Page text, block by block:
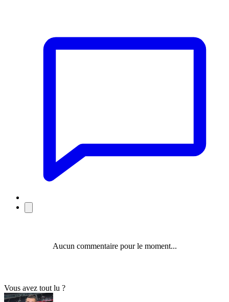
Aucun commentaire pour le moment...
Vous avez tout lu ?